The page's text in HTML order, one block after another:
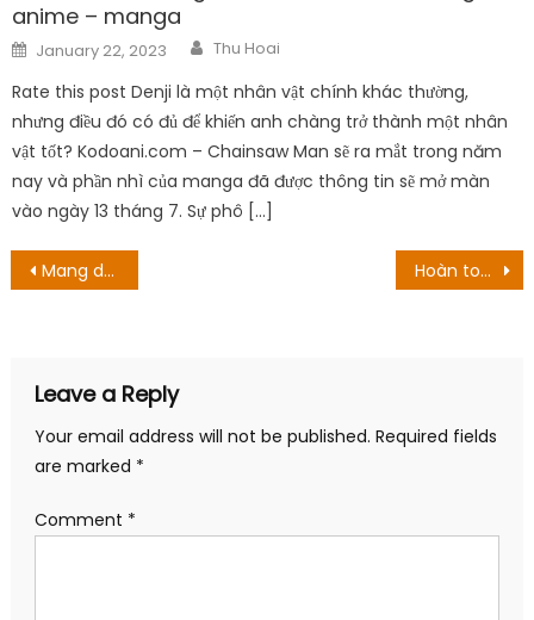
anime – manga
Posted
on
January 22, 2023 Author
Thu Hoai
Rate this post Denji là một nhân vật chính khác thường,
nhưng điều đó có đủ để khiến anh chàng trở thành một nhân
vật tốt? Kodoani.com – Chainsaw Man sẽ ra mắt trong năm
nay và phần nhì của manga đã được thông tin sẽ mở màn
vào ngày 13 tháng 7. Sự phô […]
Post
Mang danh là loại bỏ Thất Vũ Hải nhưng Seraphim lại lấy năng lực của họ Hoàn toàn thân đích kỵ binh phá vây!
Leave a Reply
Your email address will not be published. Required fields
are marked *
Comment *